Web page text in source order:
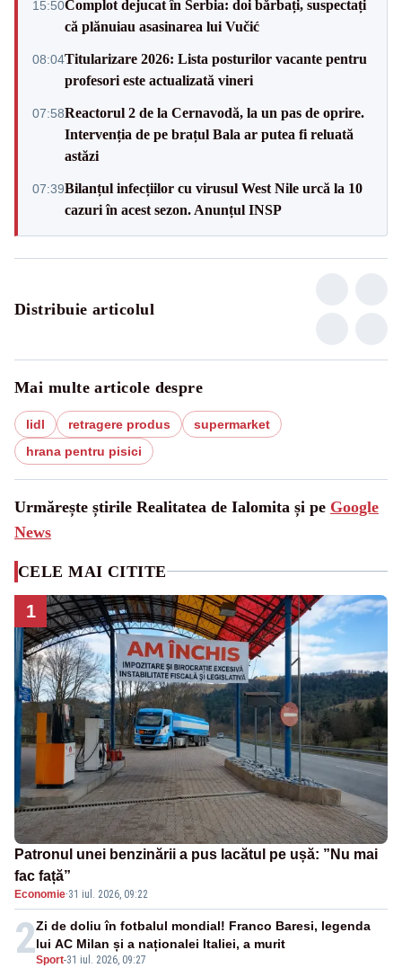
15:50Complot dejucat în Serbia: doi bărbați, suspectați
că plănuiau asasinarea lui Vučić
08:04Titularizare 2026: Lista posturilor vacante pentru
profesori este actualizată vineri
07:58Reactorul 2 de la Cernavodă, la un pas de oprire.
Intervenția de pe brațul Bala ar putea fi reluată
astăzi
07:39Bilanțul infecțiilor cu virusul West Nile urcă la 10
cazuri în acest sezon. Anunțul INSP
Distribuie articolul
Mai multe articole despre
lidl retragere produs
supermarket
hrana pentru pisici
Urmărește știrile Realitatea de Ialomita și pe Google
News
CELE MAI CITITE
1
Patronul unei benzinării a pus lacătul pe ușă: ”Nu mai
fac față”
Economie·31 iul. 2026, 09:22
2Sport-31 iul. 2026, 09:27
Zi de doliu în fotbalul mondial! Franco Baresi, legenda
lui AC Milan și a naționalei Italiei, a murit